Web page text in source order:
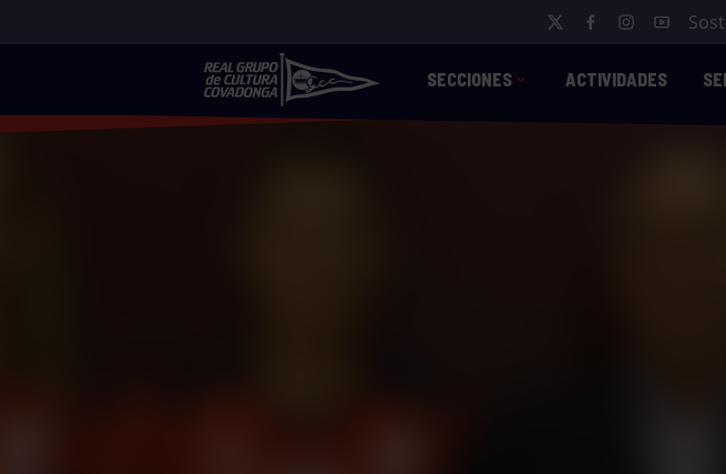
SECCIONES ACTIVIDADES